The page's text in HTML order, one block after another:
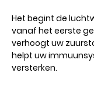
Het begint de
vanaf het eerste
verhoogt uw
helpt uw
versterken.